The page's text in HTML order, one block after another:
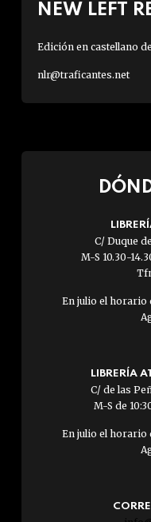
NEW LEFT
Edición en castellano
nlr@traficantes.net
C/ Duque
M-S 10.30-
En julio el horario
LIBRERÍA
C/ de las
M-S de
En julio el horario